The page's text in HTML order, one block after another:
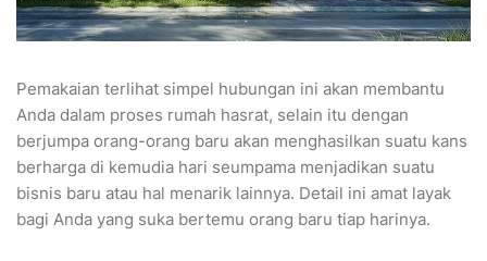
Pemakaian terlihat simpel hubungan ini akan membantu
Anda dalam proses rumah hasrat, selain itu dengan
berjumpa orang-orang baru akan menghasilkan suatu kans
berharga di kemudia hari seumpama menjadikan suatu
bisnis baru atau hal menarik lainnya. Detail ini amat layak
bagi Anda yang suka bertemu orang baru tiap harinya.